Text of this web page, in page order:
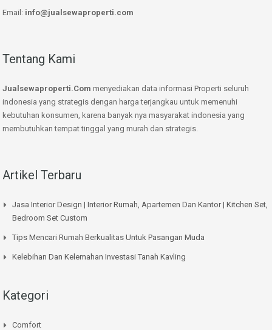
Email: info@jualsewaproperti.com
Tentang Kami
Jualsewaproperti.Com menyediakan data informasi Properti seluruh
indonesia yang strategis dengan harga terjangkau untuk memenuhi
kebutuhan konsumen, karena banyak nya masyarakat indonesia yang
membutuhkan tempat tinggal yang murah dan strategis.
Artikel Terbaru
Jasa Interior Design | Interior Rumah, Apartemen Dan Kantor | Kitchen Set,
Bedroom Set Custom
Tips Mencari Rumah Berkualitas Untuk Pasangan Muda
Kelebihan Dan Kelemahan Investasi Tanah Kavling
Kategori
Comfort